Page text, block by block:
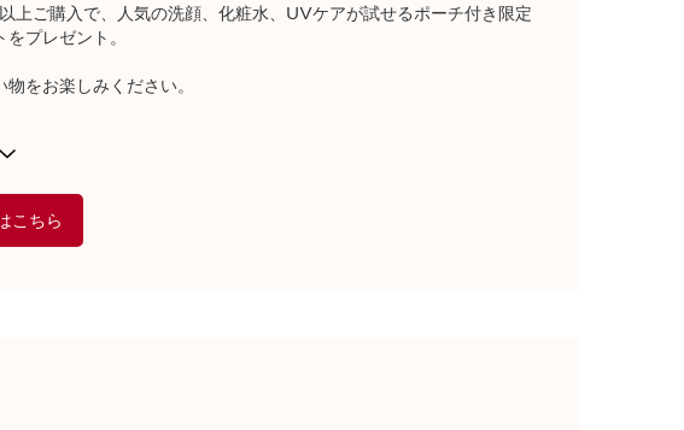
上ご購入で、​人気の洗顔、化粧水、UVケアが試せる​ポーチ付き限定
をプレゼント。​
をお楽しみください。
こちら